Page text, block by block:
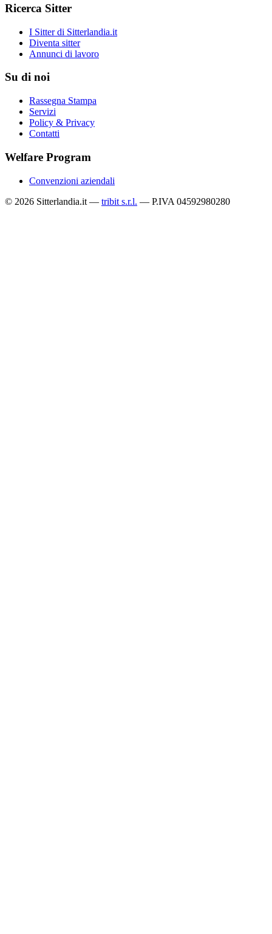
Ricerca Sitter
I Sitter di Sitterlandia.it
Diventa sitter
Annunci di lavoro
Su di noi
Rassegna Stampa
Servizi
Policy & Privacy
Contatti
Welfare Program
Convenzioni aziendali
© 2026 Sitterlandia.it — tribit s.r.l. — P.IVA 04592980280